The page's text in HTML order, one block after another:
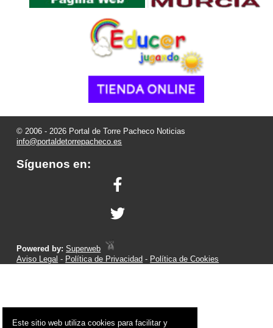
© 2006 - 2026 Portal de Torre Pacheco Noticias
info@portaldetorrepacheco.es
Síguenos en:
Powered by:Superweb
Aviso Legal - Política de Privacidad - Política de Cookies
Este sitio web utiliza cookies para facilitar y